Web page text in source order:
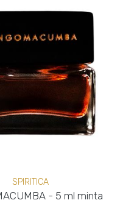
SPIRITICA
- 5 ml minta